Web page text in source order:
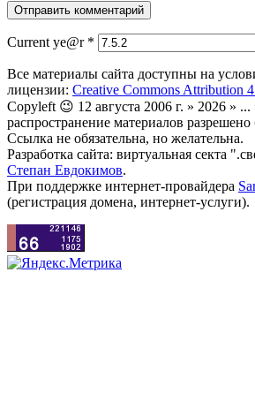
Current ye@r *
Все материалы сайта доступны на
лицензии: Creative Commons Attribution
Copyleft 😉 12 августа 2006 г. » 2026 »
распространение материалов
Ссылка не обязательна, но желательна.
Разработка сайта: виртуальная секта
Степан Евдокимов.
При поддержке интернет-провайдера
(регистрация домена, интернет-услуги).